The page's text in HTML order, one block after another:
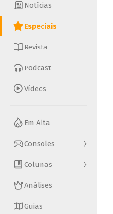
Notícias
Especiais
Revista
Podcast
Vídeos
Em Alta
Consoles
Colunas
Análises
Guias